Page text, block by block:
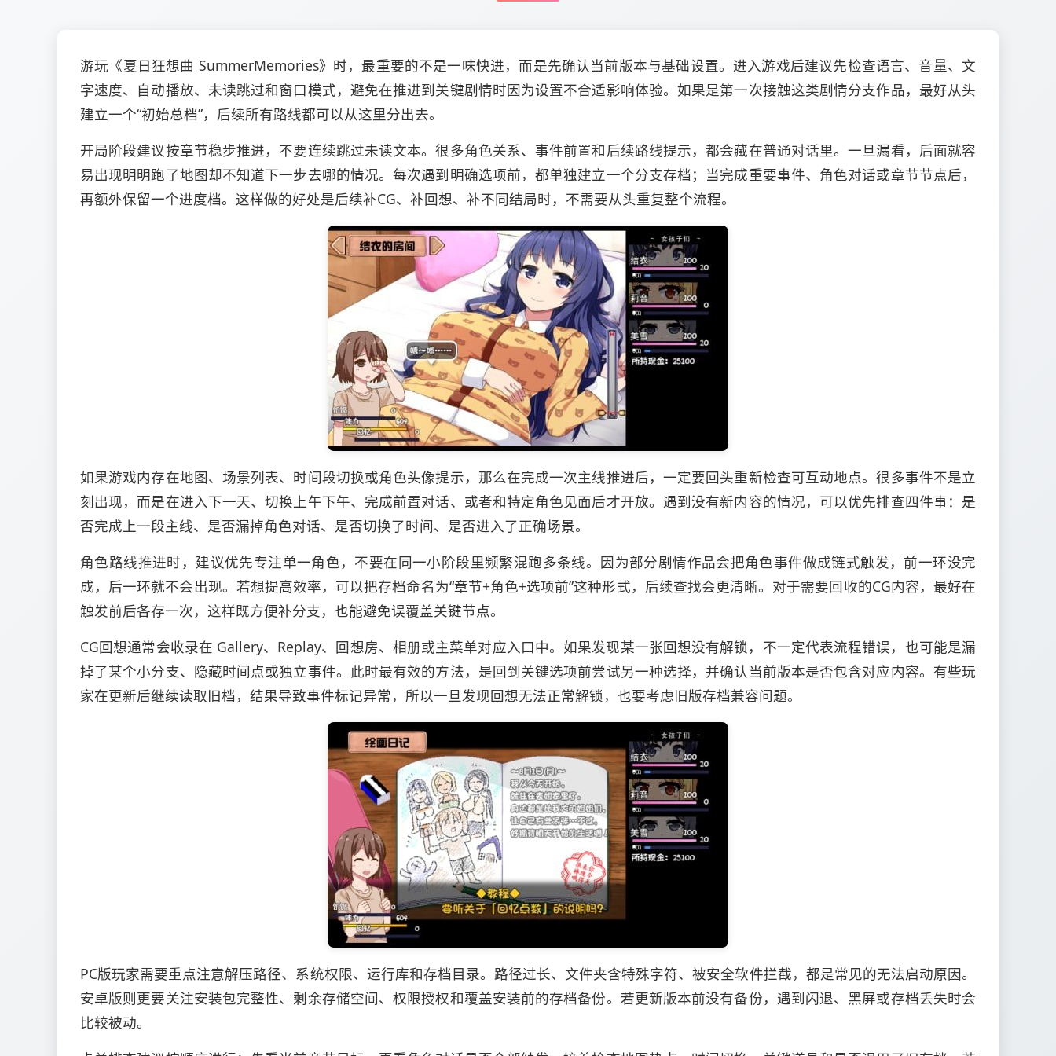
游玩《夏日狂想曲 SummerMemories》时，最重要的不是一味快进，而是先确认当前版本与基础设置。进入游戏后建议先检查语言、音量、文
字速度、自动播放、未读跳过和窗口模式，避免在推进到关键剧情时因为设置不合适影响体验。如果是第一次接触这类剧情分支作品，最好从头
建立一个“初始总档”，后续所有路线都可以从这里分出去。
开局阶段建议按章节稳步推进，不要连续跳过未读文本。很多角色关系、事件前置和后续路线提示，都会藏在普通对话里。一旦漏看，后面就容
易出现明明跑了地图却不知道下一步去哪的情况。每次遇到明确选项前，都单独建立一个分支存档；当完成重要事件、角色对话或章节节点后，
再额外保留一个进度档。这样做的好处是后续补CG、补回想、补不同结局时，不需要从头重复整个流程。
如果游戏内存在地图、场景列表、时间段切换或角色头像提示，那么在完成一次主线推进后，一定要回头重新检查可互动地点。很多事件不是立
刻出现，而是在进入下一天、切换上午下午、完成前置对话、或者和特定角色见面后才开放。遇到没有新内容的情况，可以优先排查四件事：是
否完成上一段主线、是否漏掉角色对话、是否切换了时间、是否进入了正确场景。
角色路线推进时，建议优先专注单一角色，不要在同一小阶段里频繁混跑多条线。因为部分剧情作品会把角色事件做成链式触发，前一环没完
成，后一环就不会出现。若想提高效率，可以把存档命名为“章节+角色+选项前”这种形式，后续查找会更清晰。对于需要回收的CG内容，最好在
触发前后各存一次，这样既方便补分支，也能避免误覆盖关键节点。
CG回想通常会收录在 Gallery、Replay、回想房、相册或主菜单对应入口中。如果发现某一张回想没有解锁，不一定代表流程错误，也可能是漏
掉了某个小分支、隐藏时间点或独立事件。此时最有效的方法，是回到关键选项前尝试另一种选择，并确认当前版本是否包含对应内容。有些玩
家在更新后继续读取旧档，结果导致事件标记异常，所以一旦发现回想无法正常解锁，也要考虑旧版存档兼容问题。
PC版玩家需要重点注意解压路径、系统权限、运行库和存档目录。路径过长、文件夹含特殊字符、被安全软件拦截，都是常见的无法启动原因。
安卓版则更要关注安装包完整性、剩余存储空间、权限授权和覆盖安装前的存档备份。若更新版本前没有备份，遇到闪退、黑屏或存档丢失时会
比较被动。